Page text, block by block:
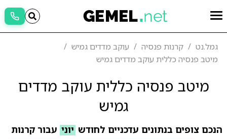
גמל.נט קרנות פנסיה
עוקב מדדים גמיש
מיטב פנסיה כללית עוקב מדדים גמיש
מיטב פנסיה כללית עוקב מדדים
גמיש
הנכם צופים בנתונים עדכניים לחודש יוני עבור קרנות